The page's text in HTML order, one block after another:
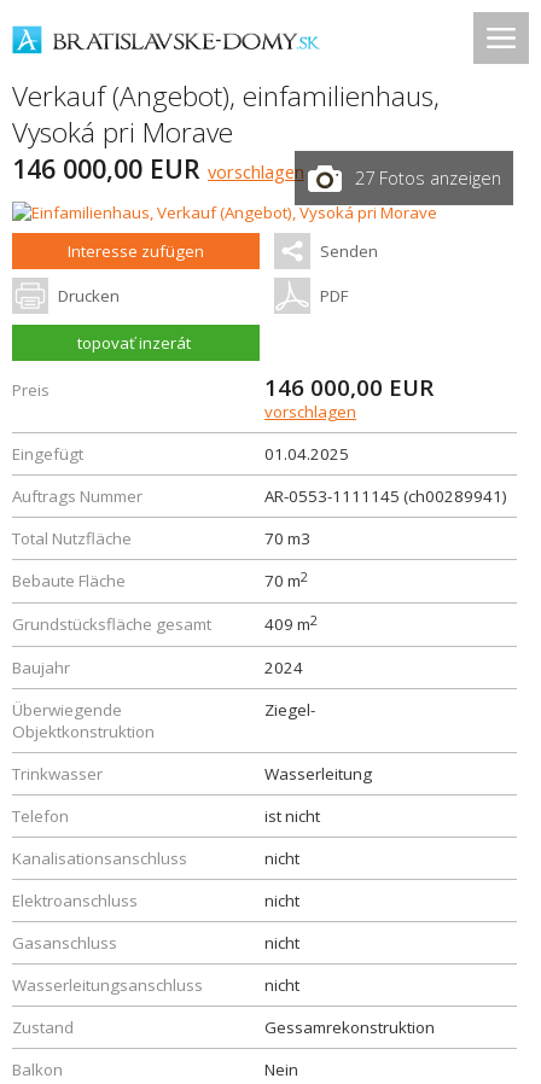
Verkauf (Angebot), einfamilienhaus,
Vysoká pri Morave
146 000,00 EUR vorschlagen 27 Fotos anzeigen
Interesse zufügen Senden
Drucken PDF
topovať inzerát
Preis 146 000,00 EUR
vorschlagen
Eingefügt
01.04.2025
Auftrags Nummer
AR-0553-1111145 (ch00289941)
Total Nutzfläche
70 m3
Bebaute Fläche
70 m2
Grundstücksfläche gesamt 409 m2
Baujahr
2024
Überwiegende
Objektkonstruktion
Ziegel-
Trinkwasser
Wasserleitung
Telefon
ist nicht
Kanalisationsanschluss
nicht
Elektroanschluss
nicht
Gasanschluss
nicht
Wasserleitungsanschluss
nicht
Zustand
Gessamrekonstruktion
Balkon
Nein